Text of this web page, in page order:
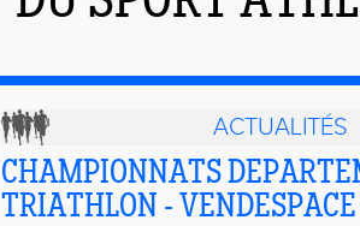
ACTUALITÉS
CHAMPIONNATS
TRIATHLON - VENDESPACE